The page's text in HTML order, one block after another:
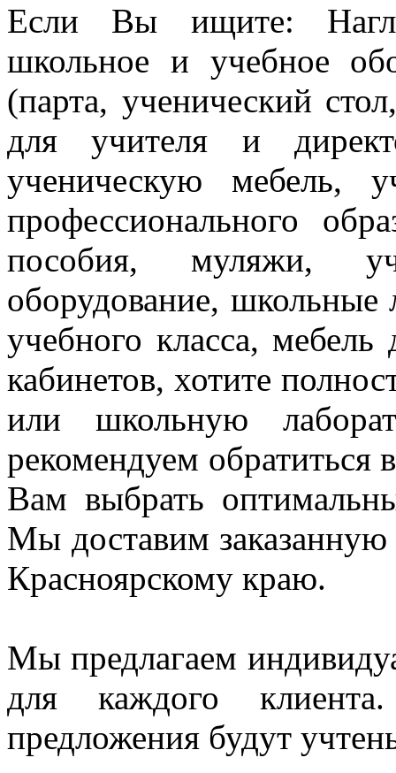
Если Вы ищите:
школьное и учебное
(парта, ученический
для учителя и
ученическую мебель,
профессионального
пособия, муляжи,
оборудование, школьные
учебного класса,
кабинетов, хотите
или школьную
рекомендуем
Вам выбрать
Мы доставим
Красноярскому краю.
Мы предлагаем
для каждого
предложения будут